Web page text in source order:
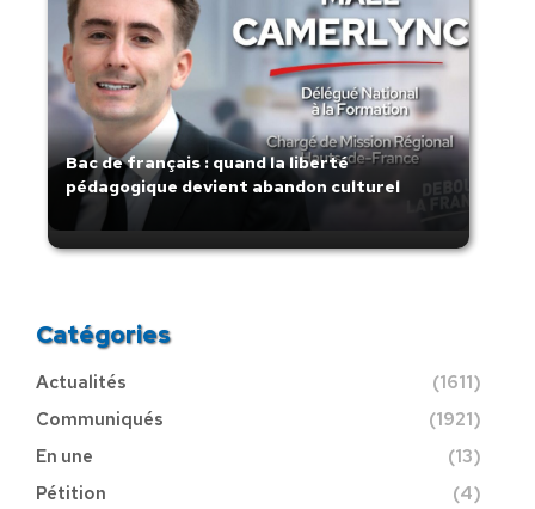
Bac de français : quand la liberté
pédagogique devient abandon culturel
Catégories
Actualités
(1611)
Communiqués
(1921)
En une
(13)
Pétition
(4)